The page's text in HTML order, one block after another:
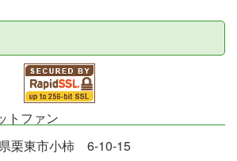
トファン
栗東市小柿 6-10-15